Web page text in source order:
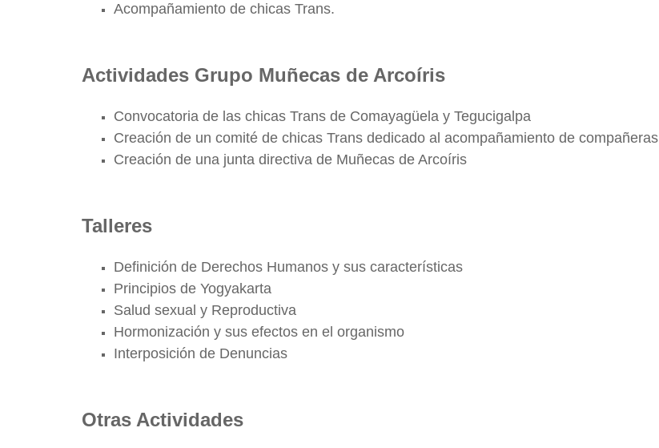
Acompañamiento de chicas Trans.
Actividades Grupo Muñecas de Arcoíris
Convocatoria de las chicas Trans de Comayagüela y Tegucigalpa
Creación de un comité de chicas Trans dedicado al acompañamiento de compañeras
Creación de una junta directiva de Muñecas de Arcoíris
Talleres
Definición de Derechos Humanos y sus características
Principios de Yogyakarta
Salud sexual y Reproductiva
Hormonización y sus efectos en el organismo
Interposición de Denuncias
Otras Actividades